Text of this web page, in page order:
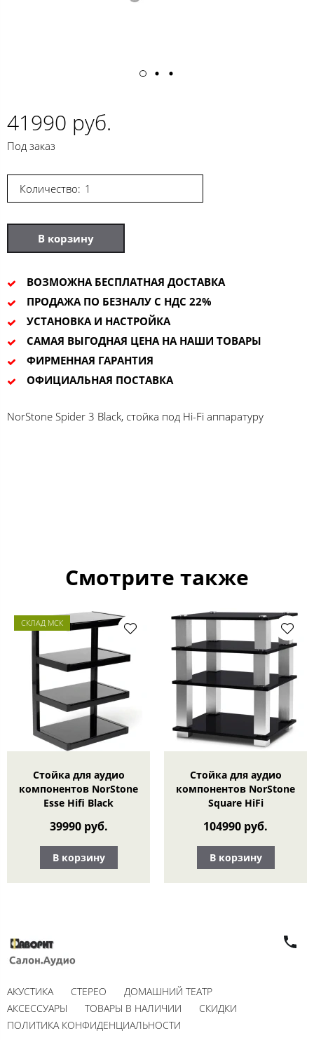
41990 руб.
Под заказ
Количество:
В корзину
ВОЗМОЖНА БЕСПЛАТНАЯ ДОСТАВКА
ПРОДАЖА ПО БЕЗНАЛУ С НДС 22%
УСТАНОВКА И НАСТРОЙКА
САМАЯ ВЫГОДНАЯ ЦЕНА НА НАШИ ТОВАРЫ
ФИРМЕННАЯ ГАРАНТИЯ
ОФИЦИАЛЬНАЯ ПОСТАВКА
NorStone Spider 3 Black, стойка под Hi-Fi аппаратуру
Смотрите также
СКЛАД МСК
Стойка для аудио
компонентов NorStone
Esse Hifi Black
39990 руб.
В корзину
Стойка для аудио
компонентов NorStone
Square HiFi
104990 руб.
В корзину
АКУСТИКА СТЕРЕО
ДОМАШНИЙ ТЕАТР
АКСЕССУАРЫ
ТОВАРЫ В НАЛИЧИИ
СКИДКИ
ПОЛИТИКА КОНФИДЕНЦИАЛЬНОСТИ